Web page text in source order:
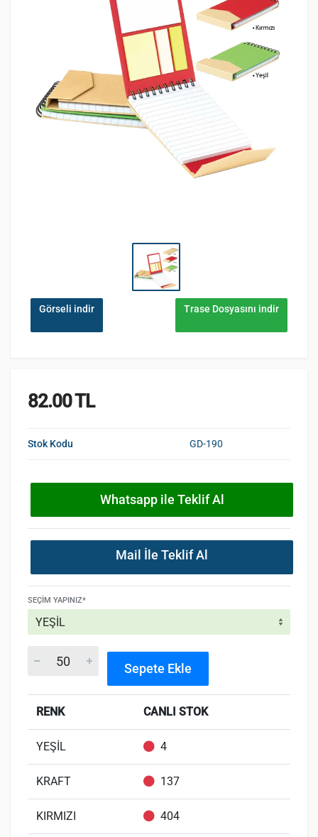
Görseli indir Trase Dosyasını indir
82.00 TL
Stok Kodu GD-190
Whatsapp ile Teklif Al
Mail İle Teklif Al
SEÇIM YAPINIZ*
Sepete Ekle
RENK CANLI STOK
YEŞİL 4
KRAFT 137
KIRMIZI 404